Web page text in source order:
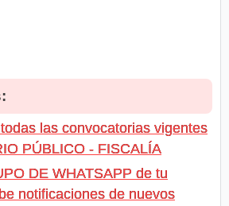
las convocatorias vigentes
PÚBLICO - FISCALÍA
DE WHATSAPP de tu
notificaciones de nuevos